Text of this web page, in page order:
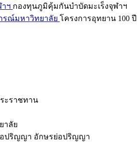
ฯ กองทุนภูมิคุ้มกันบำบัดมะเร็งจุฬาฯ
รณ์มหาวิทยาลัย โครงการอุทยาน 100
ะราชทาน
าลัย
ปริญญา อักษรย่อปริญญา